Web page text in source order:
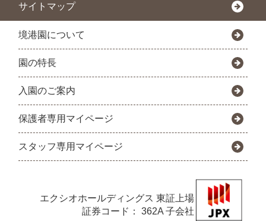
サイトマップ
境港園について
園の特長
入園のご案内
保護者専用マイページ
スタッフ専用マイページ
エクシオホールディングス 東証上場
証券コード： 362A 子会社